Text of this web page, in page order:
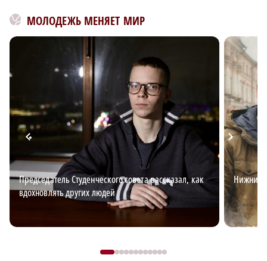
МОЛОДЕЖЬ МЕНЯЕТ МИР
Председатель Студенческого совета рассказал, как
вдохновлять других людей
Нижний